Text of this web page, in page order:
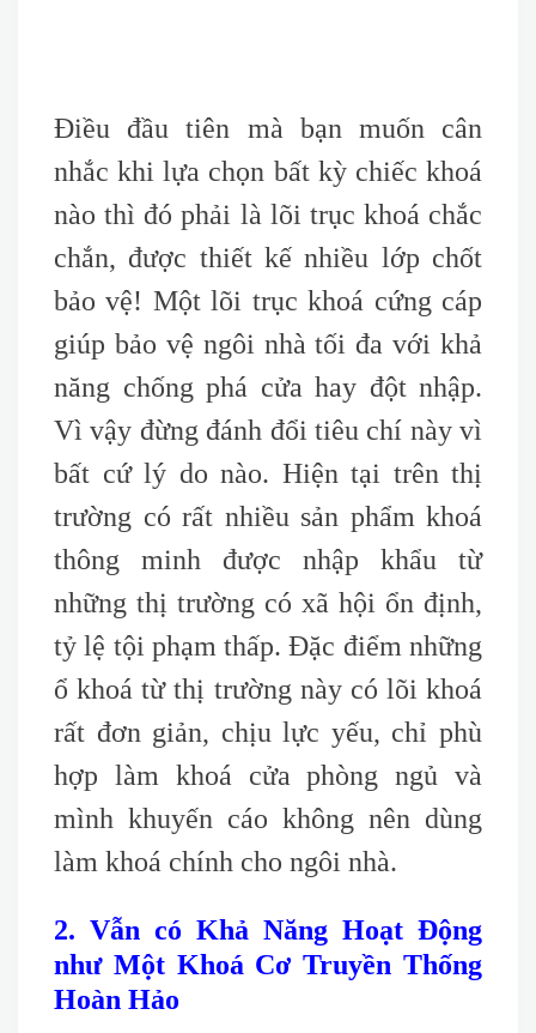
Điều đầu tiên mà bạn muốn cân
nhắc khi lựa chọn bất kỳ chiếc khoá
nào thì đó phải là lõi trục khoá chắc
chắn, được thiết kế nhiều lớp chốt
bảo vệ! Một lõi trục khoá cứng cáp
giúp bảo vệ ngôi nhà tối đa với khả
năng chống phá cửa hay đột nhập.
Vì vậy đừng đánh đổi tiêu chí này vì
bất cứ lý do nào. Hiện tại trên thị
trường có rất nhiều sản phẩm khoá
thông minh được nhập khẩu từ
những thị trường có xã hội ổn định,
tỷ lệ tội phạm thấp. Đặc điểm những
ổ khoá từ thị trường này có lõi khoá
rất đơn giản, chịu lực yếu, chỉ phù
hợp làm khoá cửa phòng ngủ và
mình khuyến cáo không nên dùng
làm khoá chính cho ngôi nhà.
2. Vẫn có Khả Năng Hoạt Động
như Một Khoá Cơ Truyền Thống
Hoàn Hảo